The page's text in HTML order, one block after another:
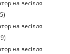
на весілля
на весілля
на весілля